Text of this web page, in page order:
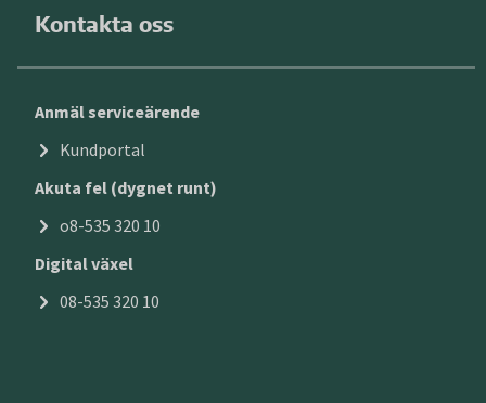
Kontakta oss
Anmäl serviceärende
Kundportal
Akuta fel (dygnet runt)
o8-535 320 10
Digital växel
08-535 320 10